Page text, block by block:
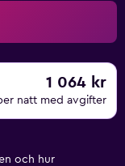
1 064 kr
natt med avgifter
och hur